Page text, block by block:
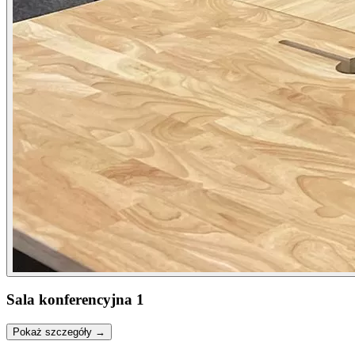
Sala konferencyjna 1
Pokaż szczegóły →